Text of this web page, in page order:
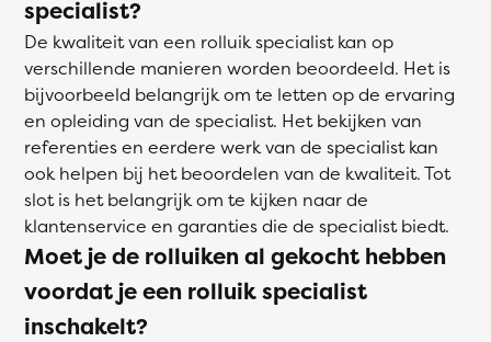
specialist?
De kwaliteit van een rolluik specialist kan op
verschillende manieren worden beoordeeld. Het is
bijvoorbeeld belangrijk om te letten op de ervaring
en opleiding van de specialist. Het bekijken van
referenties en eerdere werk van de specialist kan
ook helpen bij het beoordelen van de kwaliteit. Tot
slot is het belangrijk om te kijken naar de
klantenservice en garanties die de specialist biedt.
Moet je de rolluiken al gekocht hebben
voordat je een rolluik specialist
inschakelt?